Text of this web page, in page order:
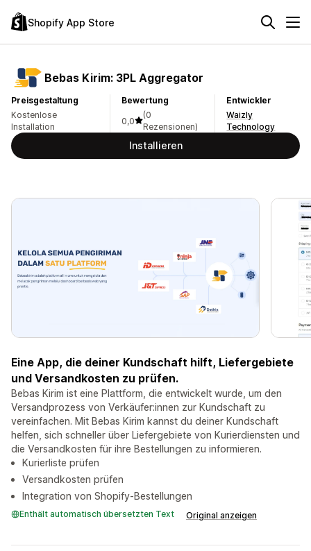
Shopify App Store
Bebas Kirim: 3PL Aggregator
Preisgestaltung
Kostenlose
Installation
Bewertung
0,0
(0
Rezensionen)
Entwickler
Waizly
Technology
Installieren
Eine App, die deiner Kundschaft hilft, Liefergebiete
und Versandkosten zu prüfen.
Bebas Kirim ist eine Plattform, die entwickelt wurde, um den
Versandprozess von Verkäufer:innen zur Kundschaft zu
vereinfachen. Mit Bebas Kirim kannst du deiner Kundschaft
helfen, sich schneller über Liefergebiete von Kurierdiensten und
die Versandkosten für ihre Bestellungen zu informieren.
Kurierliste prüfen
Versandkosten prüfen
Integration von Shopify-Bestellungen
Enthält automatisch übersetzten Text Original anzeigen